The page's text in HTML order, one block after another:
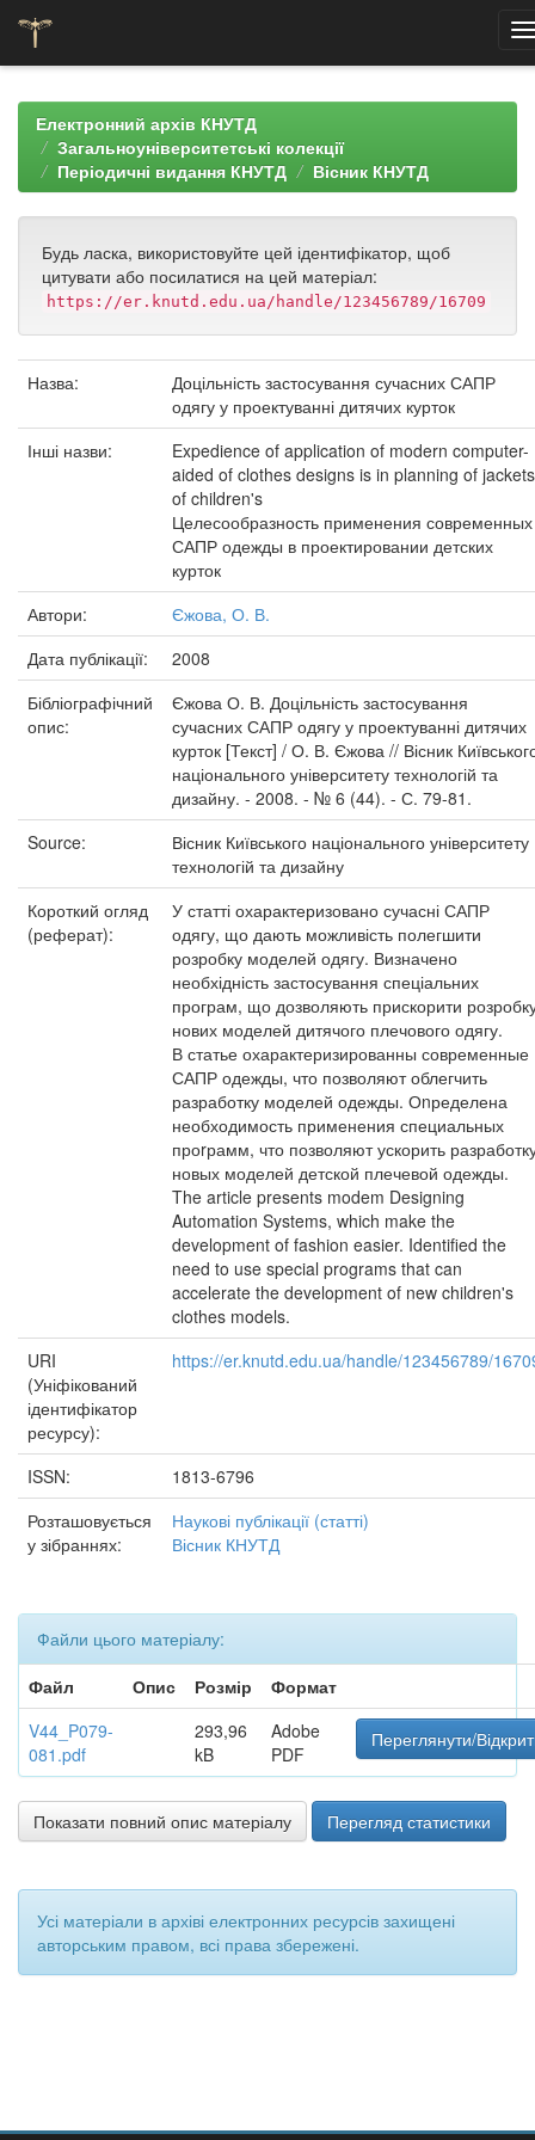
navigationЕлектронний архів КНУТД
Загальноуніверситетські колекції
Періодичні видання КНУТД
Вісник КНУТД
Будь ласка, використовуйте цей ідентифікатор, щоб
цитувати або посилатися на цей матеріал:
https://er.knutd.edu.ua/handle/123456789/16709
Назва:
Доцільність застосування сучасних САПР
одягу у проектуванні дитячих курток
Інші назви:
Expedience of application of modern computer-
aided of clothes designs is in planning of jackets
of children's
Целесообразность применения современных
САПР одежды в проектировании детских
курток
Автори:
Єжова, О. В.
Дата публікації:
2008
Бібліографічний
опис:
Єжова О. В. Доцільність застосування
сучасних САПР одягу у проектуванні дитячих
курток [Текст] / О. В. Єжова // Вісник
національного університету технологій та
дизайну. - 2008. - № 6 (44). - С. 79-81.
Source:
Вісник Київського національного університету
технологій та дизайну
Короткий огляд
(реферат):
У статті охарактеризовано сучасні САПР
одягу, що дають можливість полегшити
розробку моделей одягу. Визначено
необхідність застосування спеціальних
програм, що дозволяють прискорити
нових моделей дитячого плечового одягу.
В статье охарактеризированны современные
САПР одежды, что позволяют облегчить
разработку моделей одежды. Оnределена
необходимость применения специальных
проrрамм, что позволяют ускорить
новых моделей детской плечевой одежды.
The article presents modem Designing
Automation Systems, which make the
development of fashion easier. Identified the
need to use special programs that can
accelerate the development of new children's
clothes models.
URI
(Уніфікований
ідентифікатор
ресурсу):
https://er.knutd.edu.ua/handle/123456789/
ISSN:
1813-6796
Розташовується
у зібраннях:
Наукові публікації (статті)
Вісник КНУТД
Файли цього матеріалу:
Файл
Опис Розмір
Формат
V44_P079-
081.pdf
293,96
kB
Adobe
PDF
Переглянути/
Показати повний опис матеріалу Перегляд статистики
Усі матеріали в архіві електронних ресурсів захищені
авторським правом, всі права збережені.